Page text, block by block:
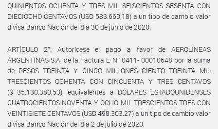
QUINIENTOS OCHENTA Y TRES MIL SEISCIENTOS SESENTA CON
DIECIOCHO CENTAVOS (USD 583.660,18) a un tipo de cambio valor
divisa Banco Nación del día 30 de junio de 2020.
ARTÍCULO 2°: Autorícese el pago a favor de AEROLÍNEAS
ARGENTINAS S.A. de la Factura E N° 0411- 00010648 por la suma
de PESOS TREINTA Y CINCO MILLONES CIENTO TREINTA MIL
TRESCIENTOS OCHENTA CON CINCUENTA Y TRES CENTAVOS
($ 35.130.380,53), equivalentes a DÓLARES ESTADOUNIDENSES
CUATROCIENTOS NOVENTA Y OCHO MIL TRESCIENTOS TRES CON
VEINTISIETE CENTAVOS (USD 498.303.27) a un tipo de cambio valor
divisa Banco Nación del día 2 de julio de 2020.